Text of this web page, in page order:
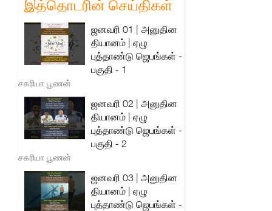
இத்தொடரின் செய்திகள்
ஜனவரி 01 | அனுதின
தியானம் | ஏழு
புத்தாண்டு ஜெபங்கள் -
பகுதி - 1
சகரியா பூணன்
ஜனவரி 02 | அனுதின
தியானம் | ஏழு
புத்தாண்டு ஜெபங்கள் -
பகுதி - 2
சகரியா பூணன்
ஜனவரி 03 | அனுதின
தியானம் | ஏழு
புத்தாண்டு ஜெபங்கள் -